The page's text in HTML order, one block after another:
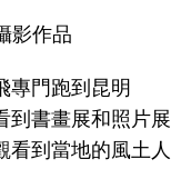
作品
門跑到昆明
到書畫展和照片展
看到當地的風土人